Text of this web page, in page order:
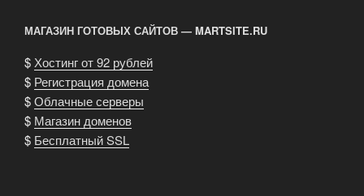
МАГАЗИН ГОТОВЫХ САЙТОВ — MARTSITE.RU
$ Хостинг от 92 рублей
$ Регистрация домена
$Облачные серверы
$ Магазин доменов
$ Бесплатный SSL